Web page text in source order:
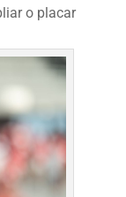
o placar